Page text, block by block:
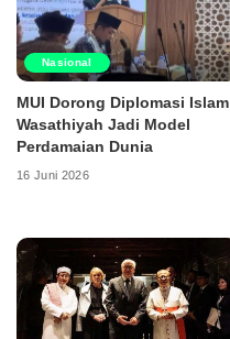
Nasional
MUI Dorong Diplomasi Islam
Wasathiyah Jadi Model
Perdamaian Dunia
16 Juni 2026